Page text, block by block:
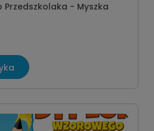
Przedszkolaka - Myszka